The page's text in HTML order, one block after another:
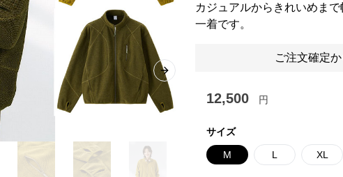
Next slide
カジュアルからきれいめま
一着です。
ご注文確定
12,500 円
サイズ
M L XL